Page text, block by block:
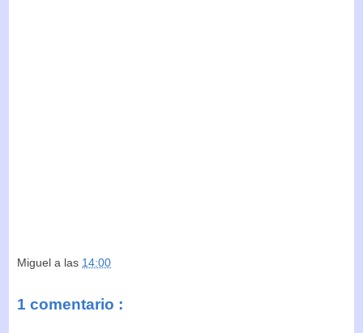
Miguel a las 14:00
1 comentario :